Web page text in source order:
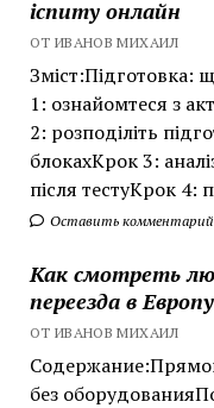
іспиту онлайн
ОТ ИВАНОВ МИХАИЛ
Зміст:Підготовка:
1: ознайомтеся з
2: розподіліть
блокахКрок 3:
після тестуКрок 4:
Оставить комментарий
Как смотреть
переезда в Европу
ОТ ИВАНОВ МИХАИЛ
без